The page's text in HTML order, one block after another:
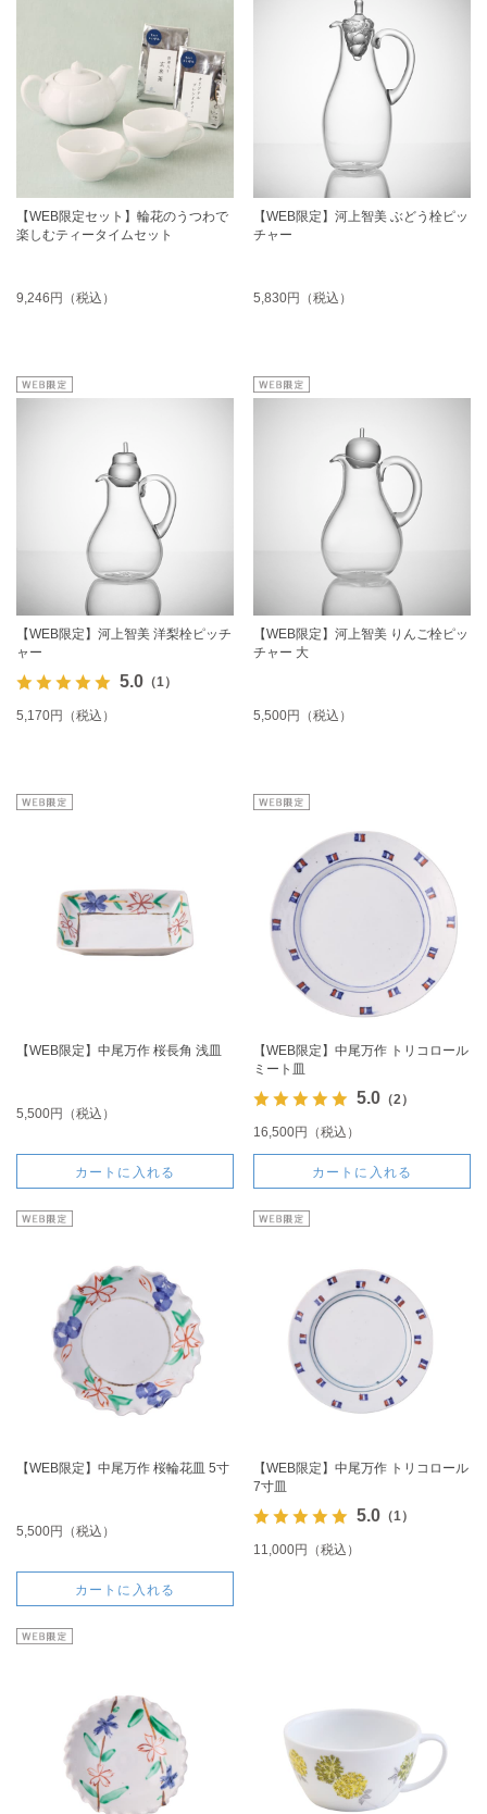
【WEB限定セット】輪花のうつわで
楽しむティータイムセット
9,246円（税込）
【WEB限定】河上智美 ぶどう栓ピッ
チャー
5,830円（税込）
【WEB限定】河上智美 洋梨栓ピッチ
ャー
5.0（1）
5,170円（税込）
【WEB限定】河上智美 りんご栓ピッ
チャー 大
5,500円（税込）
【WEB限定】中尾万作 桜長角 浅皿
5,500円（税込）
カートに入れる
【WEB限定】中尾万作 トリコロール
ミート皿
5.0（2）
16,500円（税込）
カートに入れる
【WEB限定】中尾万作 桜輪花皿 5寸
5,500円（税込）
カートに入れる
【WEB限定】中尾万作 トリコロール
7寸皿
5.0（1）
11,000円（税込）